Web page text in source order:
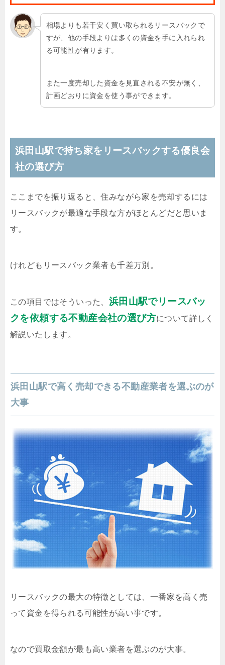
相場よりも若干安く買い取られるリースバックで
すが、他の手段よりは多くの資金を手に入れられ
る可能性が有ります。
また一度売却した資金を見直される不安が無く、
計画どおりに資金を使う事ができます。
浜田山駅で持ち家をリースバックする優良会
社の選び方
ここまでを振り返ると、住みながら家を売却するには
リースバックが最適な手段な方がほとんどだと思いま
す。
けれどもリースバック業者も千差万別。
この項目ではそういった、 浜田山駅でリースバッ
クを依頼する不動産会社の選び方について詳しく
解説いたします。
浜田山駅で高く売却できる不動産業者を選ぶのが
大事
リースバックの最大の特徴としては、一番家を高く売
って資金を得られる可能性が高い事です。
なので買取金額が最も高い業者を選ぶのが大事。